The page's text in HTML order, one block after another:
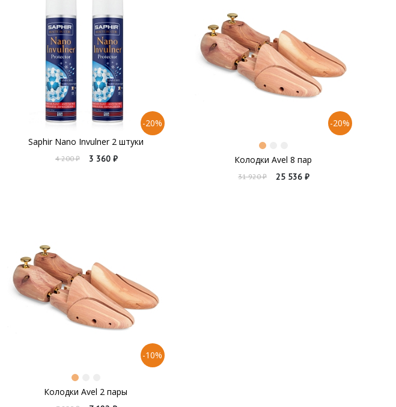
-20%
Saphir Nano Invulner 2 штуки
4 200 ₽ 3 360 ₽
-20%
Колодки Avel 8 пар
31 920 ₽ 25 536 ₽
-10%
Колодки Avel 2 пары